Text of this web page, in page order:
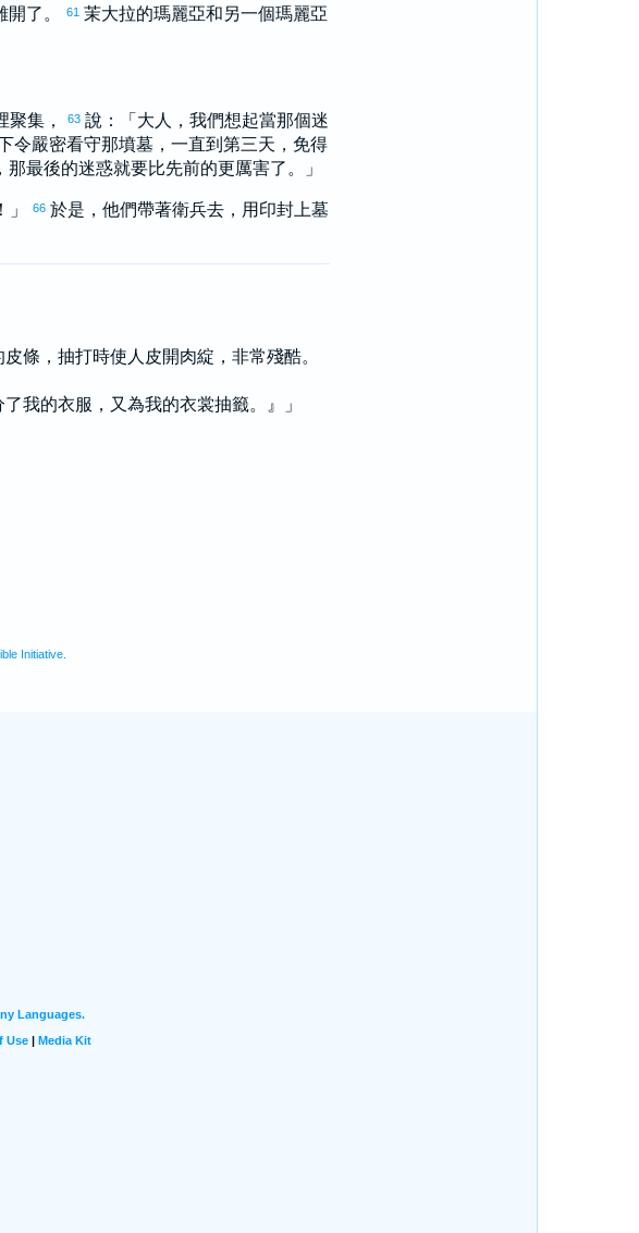
了。
61 茉大拉的瑪麗亞和另一個瑪麗亞
聚集， 63 說：「大人，我們想起當那個迷
令嚴密看守那墳墓，一直到第三天，免得
最後的迷惑就要比先前的更厲害了。」
」 66 於是，他們帶著衛兵去，用印封上墓
條，抽打時使人皮開肉綻，非常殘酷。
我的衣服，又為我的衣裳抽籤。』」
Initiative.